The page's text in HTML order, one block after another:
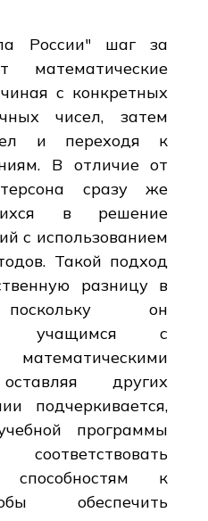
России" шаг за
математические
с конкретных
чисел, затем
и переходя к
В отличие от
сразу же
в решение
с использованием
Такой подход
разницу в
поскольку он
учащимся с
других
подчеркивается,
программы
способностям к
обеспечить